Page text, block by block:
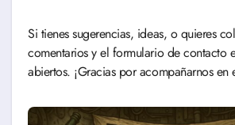
Si tienes sugerencias, ideas, o quieres
comentarios y el formulario de contacto
abiertos. ¡Gracias por acompañarnos en